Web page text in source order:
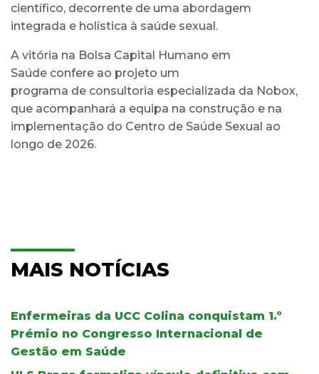
científico, decorrente de uma abordagem
integrada e holística à saúde sexual.
A vitória na Bolsa Capital Humano em
Saúde confere ao projeto um
programa de consultoria especializada da Nobox,
que acompanhará a equipa na construção e na
implementação do Centro de Saúde Sexual ao
longo de 2026.
MAIS NOTÍCIAS
Enfermeiras da UCC Colina conquistam 1.º
Prémio no Congresso Internacional de
Gestão em Saúde